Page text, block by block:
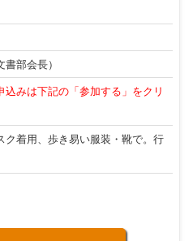
部会長）
込みは下記の「参加する」をクリ
ク着用、歩き易い服装・靴で。行